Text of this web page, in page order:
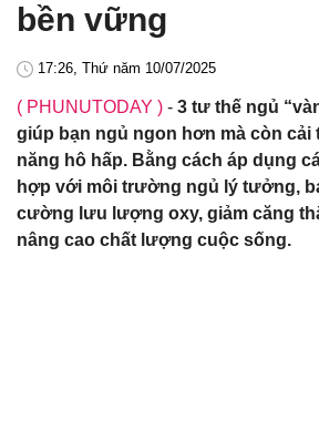
bền vững
17:26, Thứ năm 10/07/2025
( PHUNUTODAY ) - 3 tư thế ngủ
giúp bạn ngủ ngon hơn mà còn cải
năng hô hấp. Bằng cách áp dụng
hợp với môi trường ngủ lý tưởng,
cường lưu lượng oxy, giảm căng
nâng cao chất lượng cuộc sống.